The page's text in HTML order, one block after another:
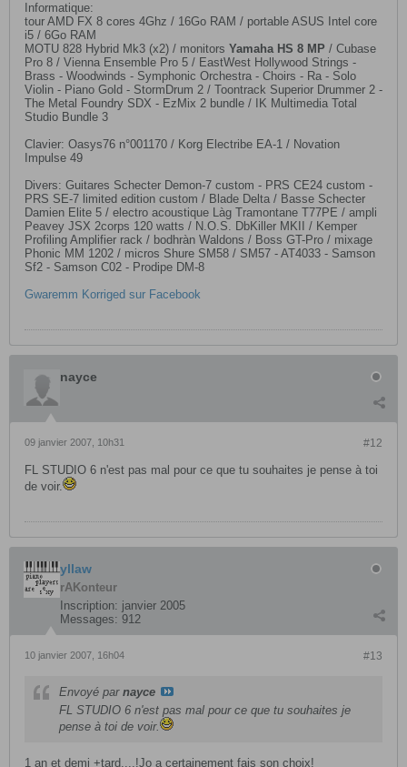
Informatique:
tour AMD FX 8 cores 4Ghz / 16Go RAM / portable ASUS Intel core
i5 / 6Go RAM
MOTU 828 Hybrid Mk3 (x2) / monitors Yamaha HS 8 MP ​ / Cubase
Pro 8 / Vienna Ensemble Pro 5 / EastWest Hollywood Strings -
Brass - Woodwinds - Symphonic Orchestra - Choirs - Ra - Solo
Violin - Piano Gold - StormDrum 2 / Toontrack Superior Drummer 2 -
The Metal Foundry SDX - EzMix 2 bundle / IK Multimedia Total
Studio Bundle 3
Clavier: Oasys76 n°001170 / Korg Electribe EA-1 / Novation
Impulse 49
Divers: Guitares Schecter Demon-7 custom - PRS CE24 custom -
PRS SE-7 limited edition custom / Blade Delta / Basse Schecter
Damien Elite 5 / electro acoustique Làg Tramontane T77PE / ampli
Peavey JSX 2corps 120 watts / N.O.S. DbKiller MKII / Kemper
Profiling Amplifier rack / bodhràn Waldons / Boss GT-Pro / mixage
Phonic MM 1202 / micros Shure SM58 / SM57 - AT4033 - Samson
Sf2 - Samson C02 - Prodipe DM-8
Gwaremm Korriged sur Facebook
nayce
#12
09 janvier 2007, 10h31
FL STUDIO 6 n'est pas mal pour ce que tu souhaites je pense à toi
de voir.
yllaw
rAKonteur
Inscription: janvier 2005
Messages: 912
#13
10 janvier 2007, 16h04
Envoyé par nayce
FL STUDIO 6 n'est pas mal pour ce que tu souhaites je
pense à toi de voir.
1 an et demi +tard....!Jo a certainement fais son choix!